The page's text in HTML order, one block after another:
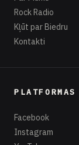
Rock Radio
Kļūt par Biedru
Kontakti
PLATFORMAS
Facebook
Instagram